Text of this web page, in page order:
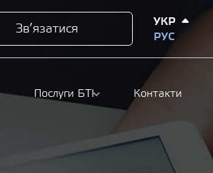
Зв’язатися
УКР
РУС
Послуги БТІ Контакти